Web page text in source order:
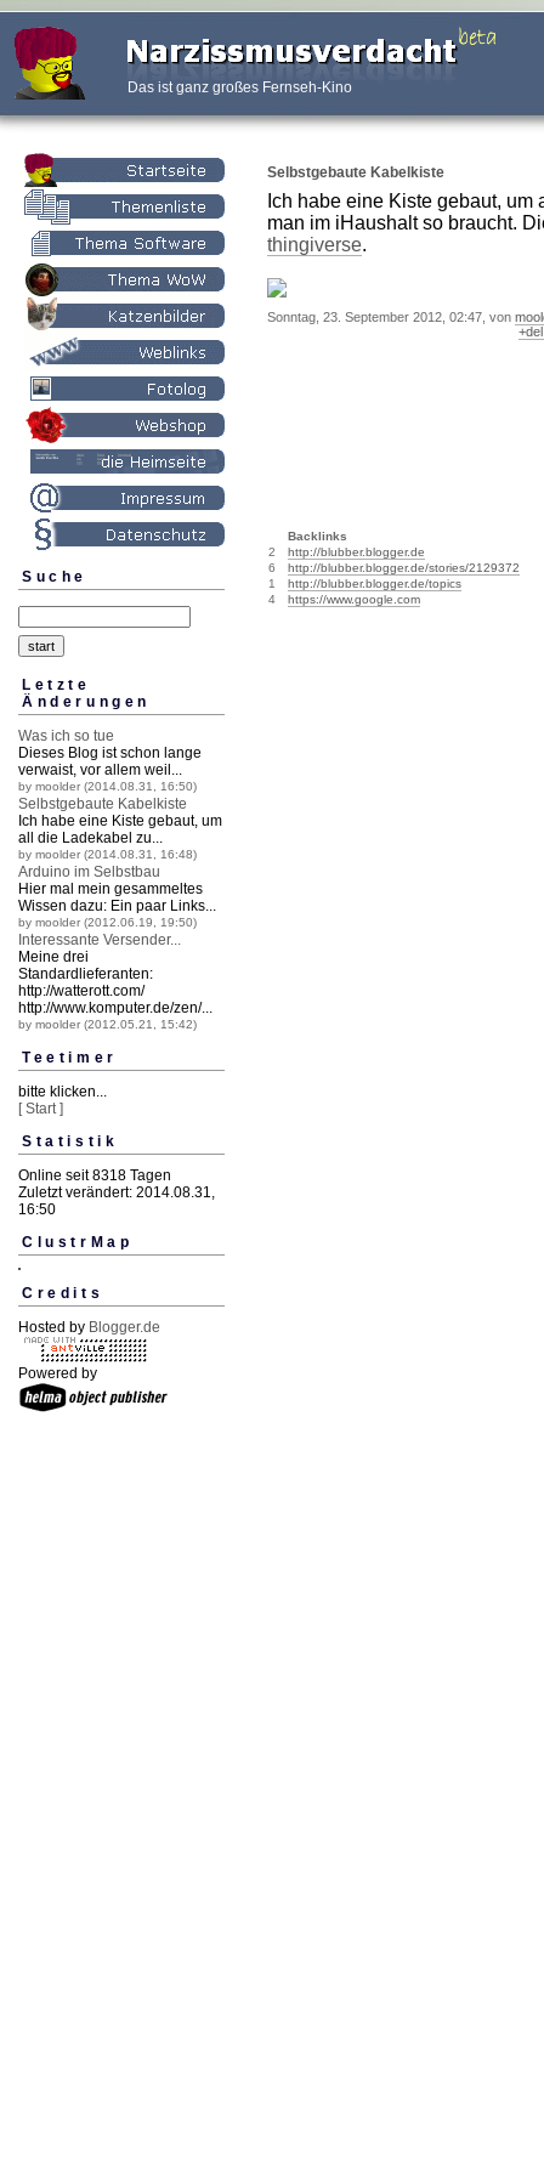
Das ist ganz großes Fernseh-Kino
Suche
Letzte
Änderungen
Was ich so tue
Dieses Blog ist schon lange
verwaist, vor allem weil...
by moolder (2014.08.31, 16:50)
Selbstgebaute Kabelkiste
Ich habe eine Kiste gebaut, um
all die Ladekabel zu...
by moolder (2014.08.31, 16:48)
Arduino im Selbstbau
Hier mal mein gesammeltes
Wissen dazu: Ein paar Links...
by moolder (2012.06.19, 19:50)
Interessante Versender...
Meine drei
Standardlieferanten:
http://watterott.com/
http://www.komputer.de/zen/...
by moolder (2012.05.21, 15:42)
Teetimer
bitte klicken...
[ Start ]
Statistik
Online seit 8318 Tagen
Zuletzt verändert: 2014.08.31,
16:50
ClustrMap
Credits
Hosted by Blogger.de
Powered by
Selbstgebaute Kabelkiste
Ich habe eine Kiste gebaut,
man im iHaushalt so braucht.
thingiverse.
Sonntag, 23. September 2012, 02:47, von
Backlinks
2
http://blubber.blogger.de
6
http://blubber.blogger.de/stories/2129372
1
http://blubber.blogger.de/topics
4
https://www.google.com